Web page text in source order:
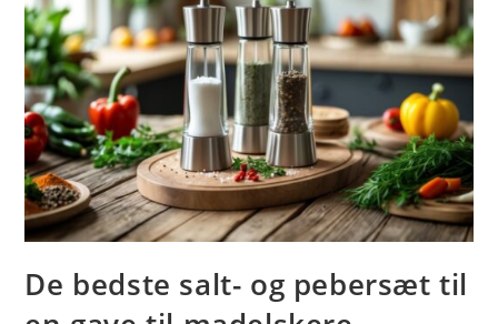
De bedste salt- og pebersæt til